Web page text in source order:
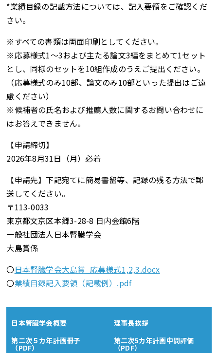
日本腎臓学会概要
理事長挨拶
第二次５カ年計画冊子
（PDF）
第二次5カ年計画中間評価
（PDF）
*業績目録の記載方法については、記入要領をご確認くだ
さい。
※すべての書類は両面印刷としてください。
※応募様式1～3および主たる論文3編をまとめて1セット
とし、同様のセットを10組作成のうえご提出ください。
（応募様式のみ10部、論文のみ10部といった提出はご遠
慮ください）
※候補者の氏名および推薦人数に関するお問い合わせに
はお答えできません。
【申請締切】
2026年8月31日（月）必着
【申請先】下記宛てに簡易書留等、記録の残る方法で郵
送してください。
〒113-0033
東京都文京区本郷3-28-8 日内会館6階
一般社団法人日本腎臓学会
大島賞係
〇日本腎臓学会大島賞_応募様式1,2,3.docx
〇業績目録記入要領（記載例）.pdf